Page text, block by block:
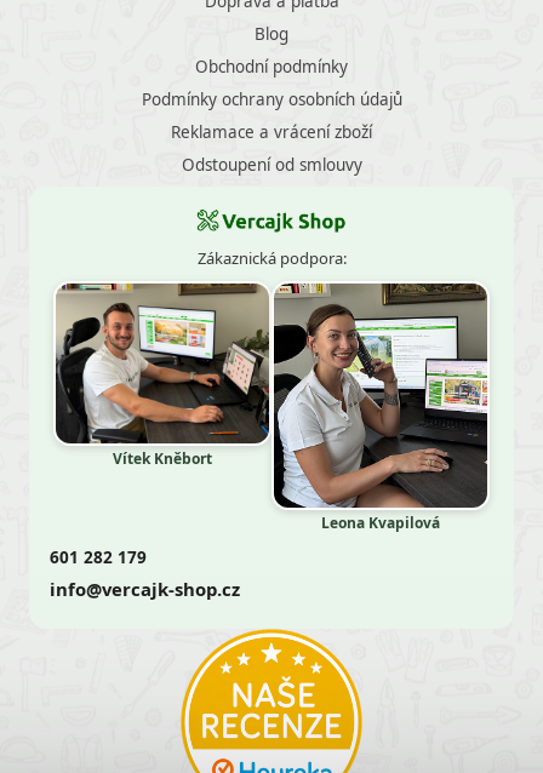
Blog
Obchodní podmínky
Podmínky ochrany osobních údajů
Reklamace a vrácení zboží
Odstoupení od smlouvy
Zákaznická podpora:
Vítek Kněbort
Leona Kvapilová
601 282 179
info@vercajk-shop.cz